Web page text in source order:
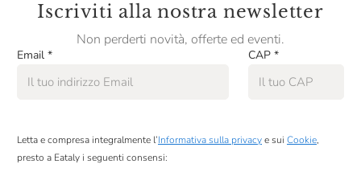
Iscriviti alla nostra newsletter
Non perderti novità, offerte ed eventi.
Email * CAP *
Letta e compresa integralmente l’Informativa sulla privacye sui Cookie,
presto a Eataly i seguenti consensi: